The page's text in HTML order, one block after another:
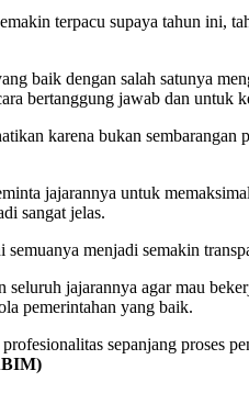
terpacu supaya tahun ini,
baik dengan salah satunya
bertanggung jawab dan untuk
karena bukan
jajarannya untuk
sangat jelas.
semuanya menjadi semakin
jajarannya agar mau
pemerintahan yang baik.
sepanjang proses